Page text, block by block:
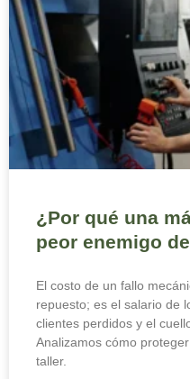
¿Por qué una
peor enemigo
El costo de un fallo
repuesto; es el salario de
clientes perdidos y el
Analizamos cómo
taller.